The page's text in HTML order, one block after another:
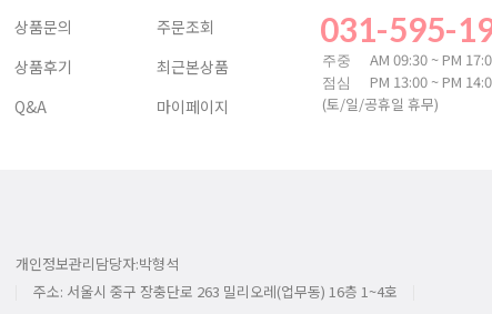
상품문의
상품후기
Q&A
주문조회
최근본상품
마이페이지
031-595-
주중 AM 09:30 ~ PM
점심
PM 13:00 ~ PM
(토/일/공휴일 휴무)
개인정보관리담당자:박형석
주소: 서울시 중구 장충단로 263 밀리오레(업무동) 16층 1~4호